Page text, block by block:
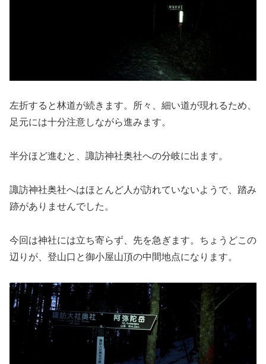
左折すると林道が続きます。所々、細い道が現れるため、
足元には十分注意しながら進みます。
半分ほど進むと、諏訪神社奥社への分岐に出ます。
諏訪神社奥社へはほとんど人が訪れていないようで、踏み
跡がありませんでした。
今回は神社には立ち寄らず、先を急ぎます。ちょうどこの
辺りが、登山口と御小屋山頂の中間地点になります。